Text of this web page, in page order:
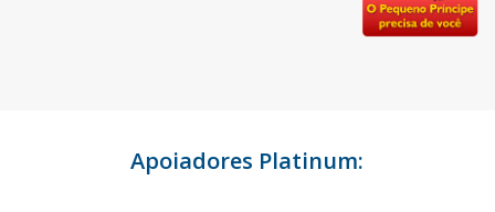
Apoiadores Platinum: